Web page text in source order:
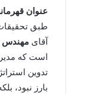
عنوان
طبق
آقای مهندس
است که
تدوین
بارز نبود،